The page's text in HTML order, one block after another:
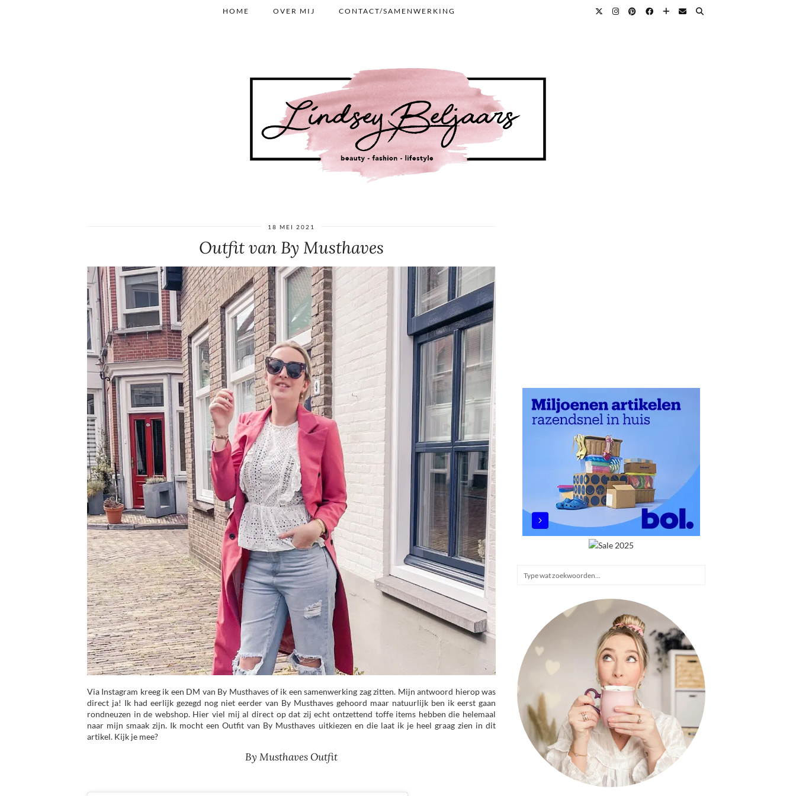
HOME OVER MIJ CONTACT/SAMENWERKING
18 MEI 2021
Outfit van By Musthaves
Via Instagram kreeg ik een DM van By Musthaves of ik een samenwerking zag zitten. Mijn antwoord hierop was
direct ja! Ik had eerlijk gezegd nog niet eerder van By Musthaves gehoord maar natuurlijk ben ik eerst gaan
rondneuzen in de webshop. Hier viel mij al direct op dat zij echt ontzettend toffe items hebben die helemaal
naar mijn smaak zijn. Ik mocht een Outfit van By Musthaves uitkiezen en die laat ik je heel graag zien in dit
artikel. Kijk je mee?
By Musthaves Outfit